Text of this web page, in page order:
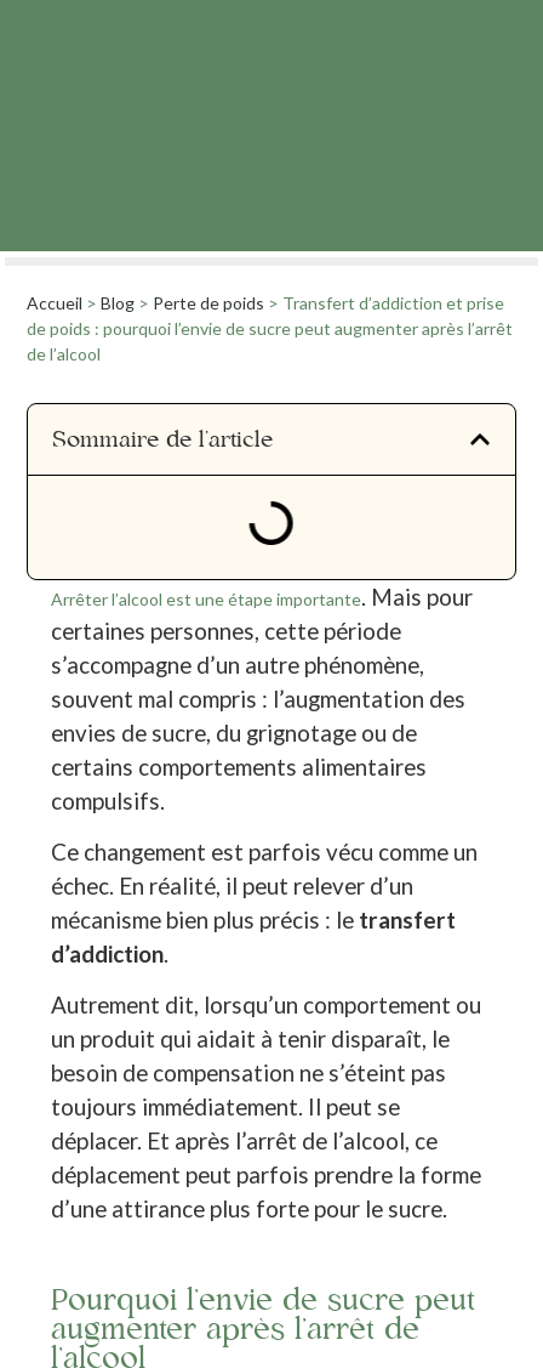
Accueil >Blog > Perte de poids > Transfert d’addiction et prise
de poids : pourquoi l’envie de sucre peut augmenter après l’arrêt
de l’alcool
Sommaire de l'article
Arrêter l’alcool est une étape importante. Mais pour
certaines personnes, cette période
s’accompagne d’un autre phénomène,
souvent mal compris : l’augmentation des
envies de sucre, du grignotage ou de
certains comportements alimentaires
compulsifs.
Ce changement est parfois vécu comme un
échec. En réalité, il peut relever d’un
mécanisme bien plus précis : le transfert
d’addiction.
Autrement dit, lorsqu’un comportement ou
un produit qui aidait à tenir disparaît, le
besoin de compensation ne s’éteint pas
toujours immédiatement. Il peut se
déplacer. Et après l’arrêt de l’alcool, ce
déplacement peut parfois prendre la forme
d’une attirance plus forte pour le sucre.
Pourquoi l’envie de sucre peut
augmenter après l’arrêt de
l’alcool